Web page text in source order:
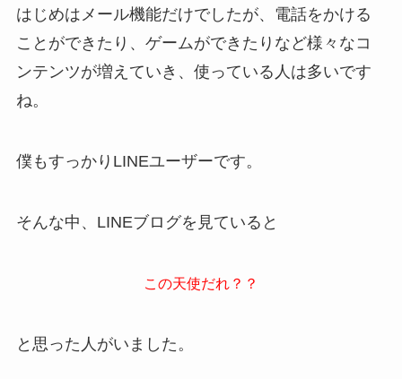
はじめはメール機能だけでしたが、電話をかける
ことができたり、ゲームができたりなど様々なコ
ンテンツが増えていき、使っている人は多いです
ね。
僕もすっかりLINEユーザーです。
そんな中、LINEブログを見ていると
この天使だれ？？
と思った人がいました。